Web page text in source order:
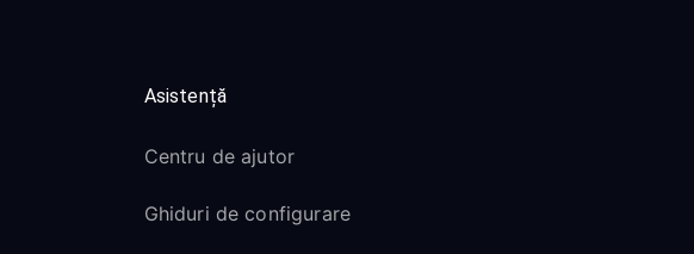
Asistență
Centru de ajutor
Ghiduri de configurare